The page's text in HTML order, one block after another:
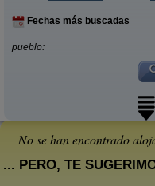
Fechas más buscadas
pueblo:
No se han encontrado
... PERO, TE